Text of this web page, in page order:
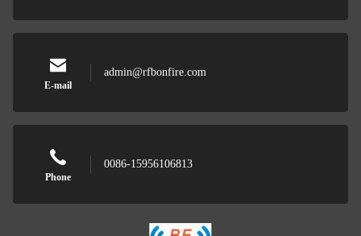
E-mail
admin@rfbonfire.com
Phone
0086-15956106813